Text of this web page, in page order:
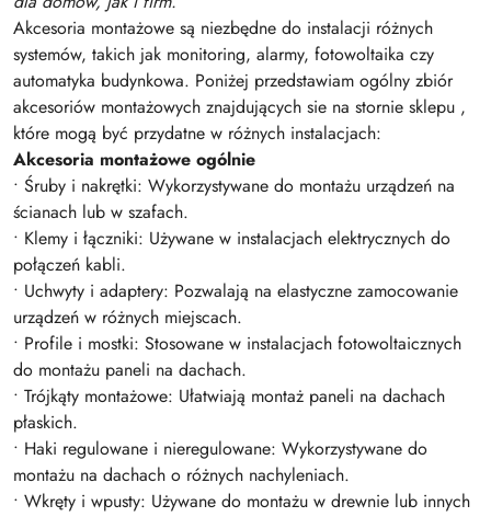
Akcesoria montażowe są niezbędne do instalacji różnych
systemów, takich jak monitoring, alarmy, fotowoltaika czy
automatyka budynkowa. Poniżej przedstawiam ogólny zbiór
akcesoriów montażowych znajdujących sie na stornie sklepu ,
które mogą być przydatne w różnych instalacjach:
Akcesoria montażowe ogólnie
• Śruby i nakrętki: Wykorzystywane do montażu urządzeń na
ścianach lub w szafach.
• Klemy i łączniki: Używane w instalacjach elektrycznych do
połączeń kabli.
• Uchwyty i adaptery: Pozwalają na elastyczne zamocowanie
urządzeń w różnych miejscach.
• Profile i mostki: Stosowane w instalacjach fotowoltaicznych
do montażu paneli na dachach.
• Trójkąty montażowe: Ułatwiają montaż paneli na dachach
płaskich.
• Haki regulowane i nieregulowane: Wykorzystywane do
montażu na dachach o różnych nachyleniach.
• Wkręty i wpusty: Używane do montażu w drewnie lub innych